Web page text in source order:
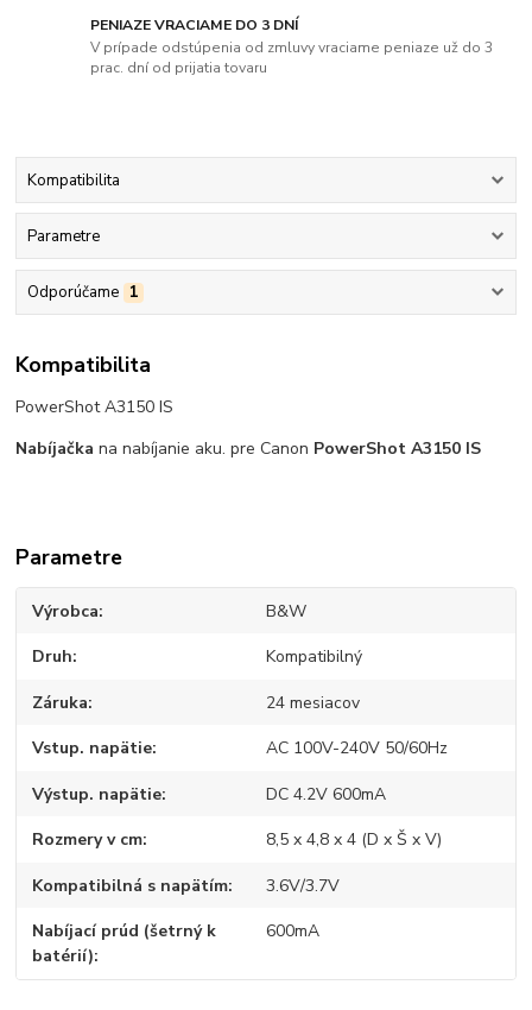
PENIAZE VRACIAME DO 3 DNÍ
V prípade odstúpenia od zmluvy vraciame peniaze už do 3
prac. dní od prijatia tovaru
Kompatibilita
Parametre
Odporúčame 1
Kompatibilita
PowerShot A3150 IS
Nabíjačka na nabíjanie aku. pre Canon PowerShot A3150 IS
Parametre
Výrobca B&W
Druh Kompatibilný
Záruka 24 mesiacov
Vstup. napätie AC 100V-240V 50/60Hz
Výstup. napätie DC 4.2V 600mA
Rozmery v cm 8,5 x 4,8 x 4 (D x Š x V)
Kompatibilná s napätím 3.6V/3.7V
Nabíjací prúd (šetrný k
batérií)
600mA